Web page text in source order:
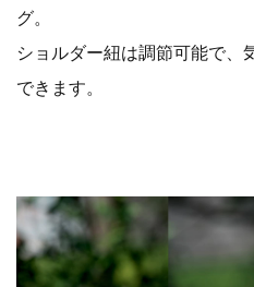
グ。
ショルダー紐は調節可能で、
できます。